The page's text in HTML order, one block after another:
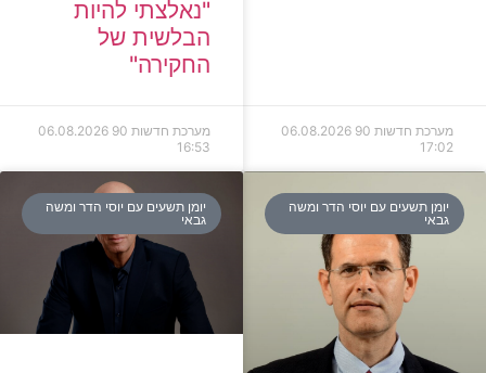
מערכת חדשות 90
06.08.2026
17:02
"נאלצתי להיות
הבלשית של
החקירה"
מערכת חדשות 90
06.08.2026
16:53
יומן תשעים עם יוסי הדר ומשה
גבאי
יומן תשעים עם יוסי הדר ומשה
גבאי